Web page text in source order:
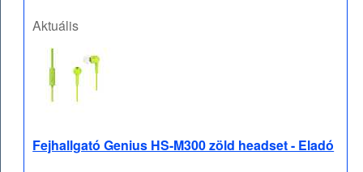
Aktuális
Fejhallgató Genius HS-M300 zöld headset - Eladó